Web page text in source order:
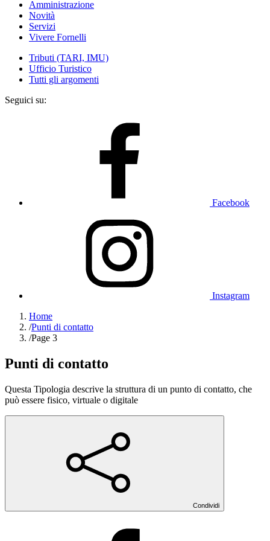
Amministrazione
Novità
Servizi
Vivere Fornelli
Tributi (TARI, IMU)
Ufficio Turistico
Tutti gli argomenti
Seguici su:
Facebook
Instagram
Home
/Punti di contatto
/Page 3
Punti di contatto
Questa Tipologia descrive la struttura di un punto di contatto, che
può essere fisico, virtuale o digitale
Condividi